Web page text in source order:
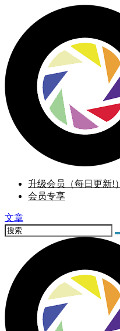
升级会员（每日更新!）
会员专享
文章